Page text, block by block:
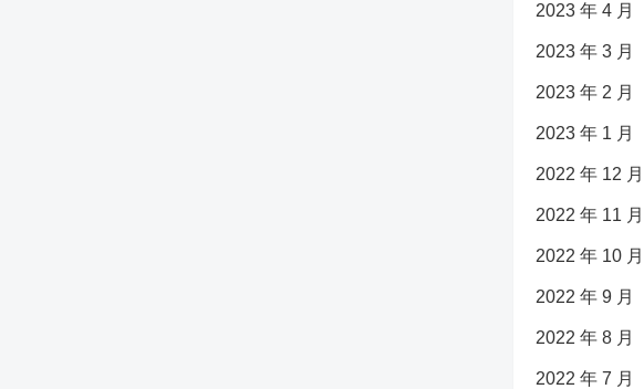
2023 年 4 月
2023 年 3 月
2023 年 2 月
2023 年 1 月
2022 年 12 月
2022 年 11 月
2022 年 10 月
2022 年 9 月
2022 年 8 月
2022 年 7 月